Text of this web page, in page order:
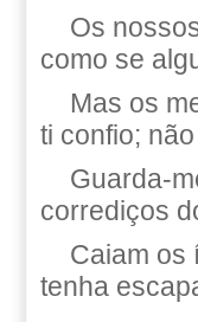
Os
como se
Mas os
ti confio;
Guarda-
corrediços
Caiam os
tenha